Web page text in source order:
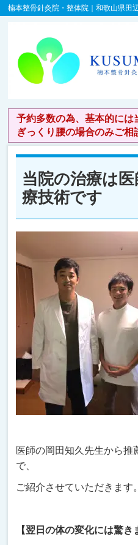
楠本整骨針灸院・整体院｜和歌山県田
予約多数の為、基本的には
ぎっくり腰の場合のみご相
当院の治療は
療技術です
医師の岡田知久先生から推
で、
ご紹介させていただきます。
【翌日の体の変化には驚き